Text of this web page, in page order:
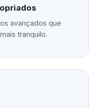
avançados que
tranquilo.